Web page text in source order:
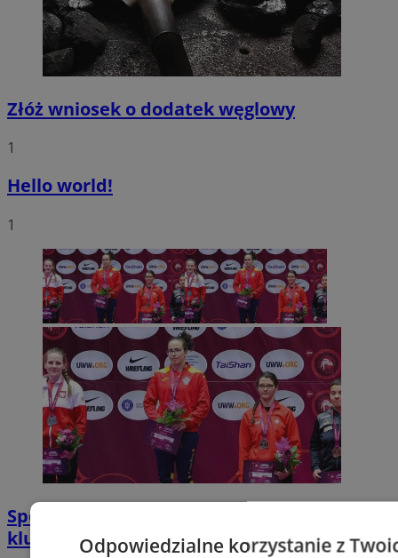
Złóż wniosek o dodatek węglowy
1
Hello world!
1
Sportowe podsumowanie wodzisławskich
klubów sportowych
Odpowiedzialne korzystanie z